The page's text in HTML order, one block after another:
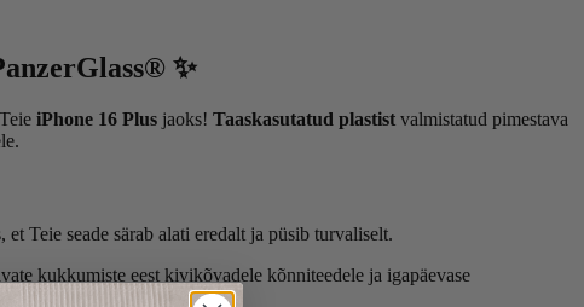
✨
Teie iPhone 16 Plus jaoks! Taaskasutatud plastist valmistatud pimestava
Teie seade särab alati eredalt ja püsib turvaliselt.
kukkumiste eest kivikõvadele kõnniteedele ja igapäevase